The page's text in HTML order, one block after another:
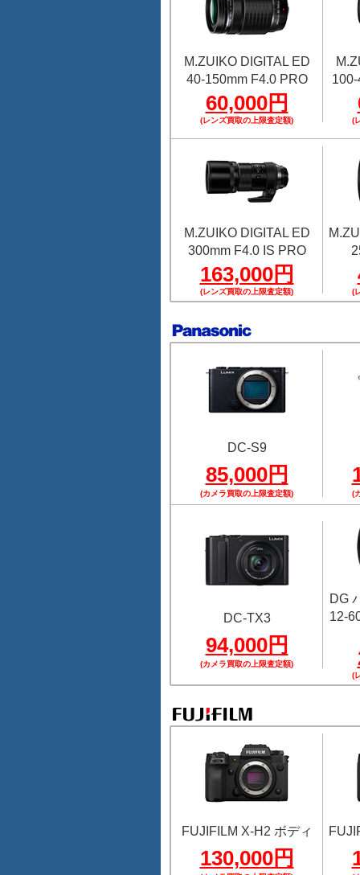
M.ZUIKO DIGITAL ED
40-150mm F4.0 PRO
60,000円
(レンズ買取の上限査定額) (
M.ZUIKO DIGITAL ED
300mm F4.0 IS PRO
163,000円
(レンズ買取の上限査定額) (
DC-S9
85,000円
(カメラ買取の上限査定額) (
DC-TX3
94,000円
(カメラ買取の上限査定額)
DG
12-
(
FUJIFILM X-H2 ボディ
130,000円